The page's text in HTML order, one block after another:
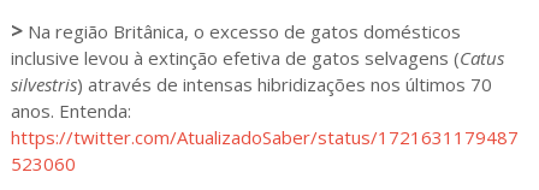
>Na região Britânica, o excesso de gatos domésticos
inclusive levou à extinção efetiva de gatos selvagens (Catus
silvestris) através de intensas hibridizações nos últimos 70
anos. Entenda:
https://twitter.com/AtualizadoSaber/status/1721631179487
523060